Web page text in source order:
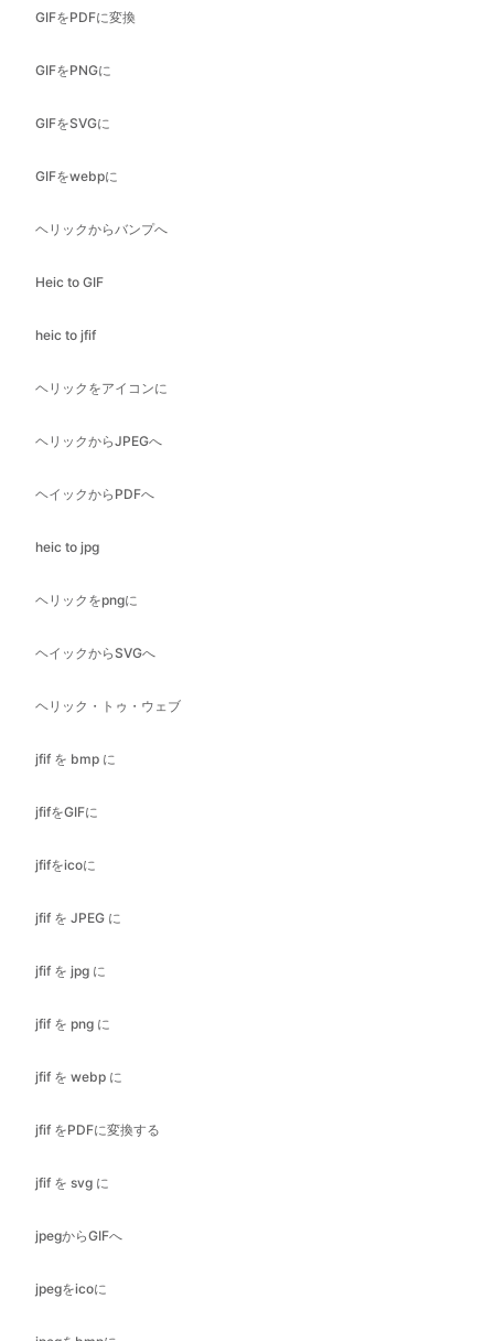
GIFをSVGに
GIFをwebpに
ヘリックからバンプへ
Heic to GIF
heic to jfif
ヘリックをアイコンに
ヘリックからJPEGへ
ヘイックからPDFへ
heic to jpg
ヘリックをpngに
ヘイックからSVGへ
ヘリック・トゥ・ウェブ
jfif を bmp に
jfifをGIFに
jfifをicoに
jfif を JPEG に
jfif を jpg に
jfif を png に
jfif を webp に
jfif をPDFに変換する
jfif を svg に
jpegからGIFへ
jpegをicoに
jpegをbmpに
JPEG を jfif に